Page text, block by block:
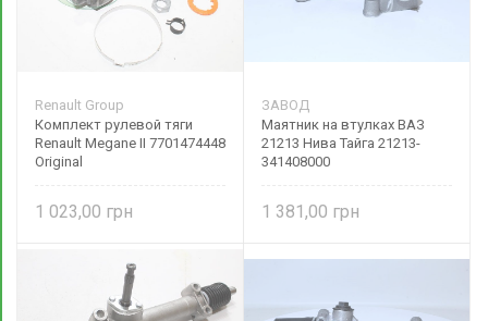
Renault Group
Комплект рулевой тяги
Renault Megane II 7701474448
Original
1 023,00
ЗАВОД
Маятник на втулках ВАЗ
21213 Нива Тайга 21213-
341408000
1 381,00